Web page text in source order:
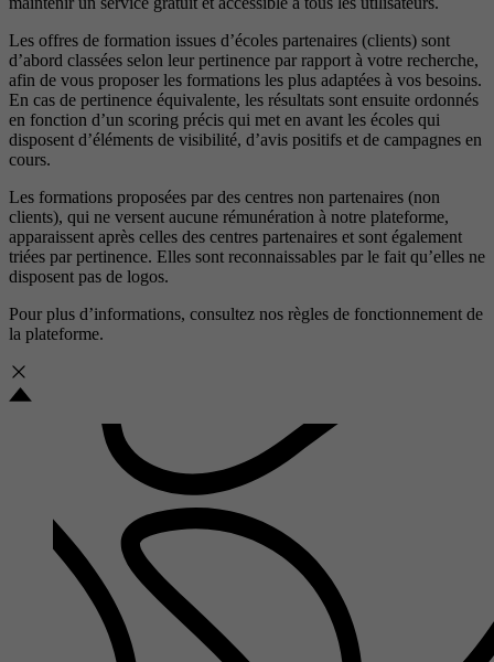
Les offres de formation issues d’écoles partenaires (clients) sont
d’abord classées selon leur pertinence par rapport à votre recherche,
afin de vous proposer les formations les plus adaptées à vos besoins.
En cas de pertinence équivalente, les résultats sont ensuite ordonnés
en fonction d’un scoring précis qui met en avant les écoles qui
disposent d’éléments de visibilité, d’avis positifs et de campagnes en
cours.
Les formations proposées par des centres non partenaires (non
clients), qui ne versent aucune rémunération à notre plateforme,
apparaissent après celles des centres partenaires et sont également
triées par pertinence. Elles sont reconnaissables par le fait qu’elles ne
disposent pas de logos.
Pour plus d’informations, consultez nos règles de fonctionnement de
la plateforme.